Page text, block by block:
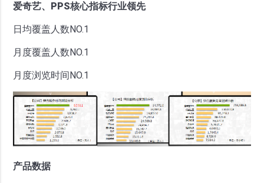
爱奇艺、PPS核心指标行业领先
日均覆盖人数NO.1
月度覆盖人数NO.1
月度浏览时间NO.1
产品数据